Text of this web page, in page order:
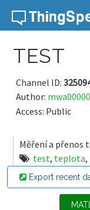
Skip to content
TEST
Channel ID:
Author:
Access: Public
Měření a přenos
test, teplota,
Export recent